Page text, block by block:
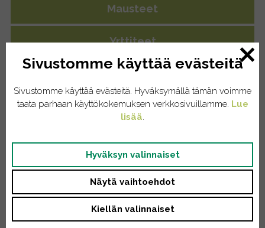
Mausteet
Yrttiteet
Eläintenruoat
Kissat
Kodinhoito
Pyykinpesu
Saippuat/tiskiaineet
Sivustomme käyttää evästeitä
Sivustomme käyttää evästeitä. Hyväksymällä tämän voimme
taata parhaan käyttökokemuksen verkkosivuillamme. Lue
lisää.
Hyväksyn valinnaiset
Näytä vaihtoehdot
Kiellän valinnaiset